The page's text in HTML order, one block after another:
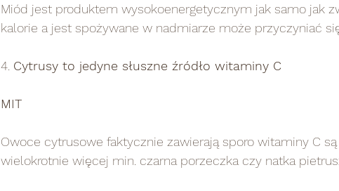
Miód jest produktem wysokoenergetycznym jak samo jak
kalorie a jest spożywane w nadmiarze może przyczyniać
4. Cytrusy to jedyne słuszne źródło witaminy C
MIT
Owoce cytrusowe faktycznie zawierają sporo witaminy C
wielokrotnie więcej min. czarna porzeczka czy natka